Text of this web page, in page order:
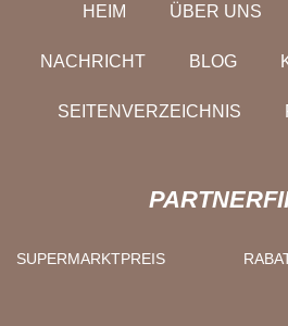
HEIM ÜBER UNS
NACHRICHT BLOG
SEITENVERZEICHNIS
SUPERMARKTPREIS